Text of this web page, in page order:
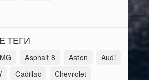
ТЕГИ
Asphalt 8 Aston
Audi
Cadillac
Chevrolet